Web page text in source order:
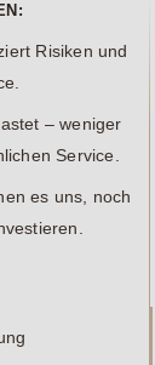
Risiken und
– weniger
Service.
es uns, noch